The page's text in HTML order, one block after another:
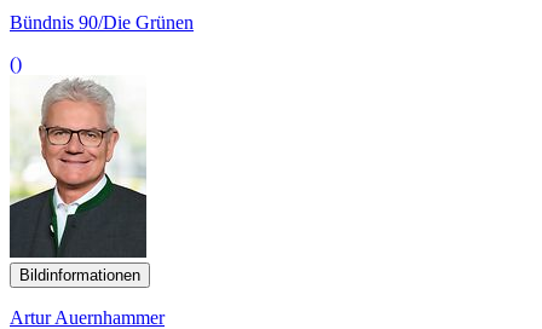
Bündnis 90/Die Grünen
()
Bildinformationen
Artur Auernhammer